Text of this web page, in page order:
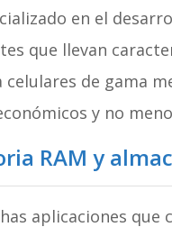
en el
que llevan
de gama
y no
RAM y
aplicaciones que